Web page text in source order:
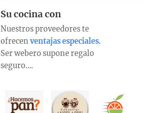
Su cocina con
Nuestros proveedores te
ofrecen ventajas especiales.
Ser webero supone regalo
seguro….